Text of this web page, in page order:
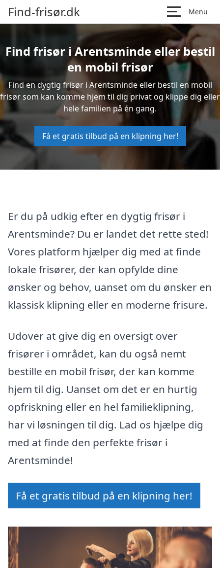
Find-frisør.dk Menu
Find frisør i Arentsminde eller bestil
en mobil frisør
Find en dygtig frisør i Arentsminde eller bestil en mobil
frisør som kan komme hjem til dig privat og klippe dig eller
hele familien på én gang.
Få et gratis tilbud på en klipning her!
Er du på udkig efter en dygtig frisør i
Arentsminde? Du er landet det rette sted!
Vores platform hjælper dig med at finde
lokale frisører, der kan opfylde dine
ønsker og behov, uanset om du ønsker en
klassisk klipning eller en moderne frisure.
Udover at give dig en oversigt over
frisører i området, kan du også nemt
bestille en mobil frisør, der kan komme
hjem til dig. Uanset om det er en hurtig
opfriskning eller en hel familieklipning,
har vi løsningen til dig. Lad os hjælpe dig
med at finde den perfekte frisør i
Arentsminde!
Få et gratis tilbud på en klipning her!